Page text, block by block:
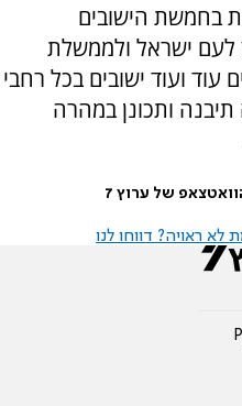
בחמשת הישובים
לעם ישראל ולממשלת
עוד ועוד ישובים בכל רחבי
ותכונן במהרה
של ערוץ 7
ראויה? דווחו לנו